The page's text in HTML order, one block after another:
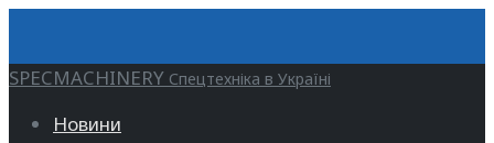
SPECMACHINERY Спецтехніка в Україні
Новини